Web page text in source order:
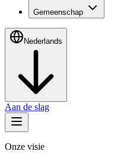
Gemeenschap
Nederlands
Aan de slag
Onze visie